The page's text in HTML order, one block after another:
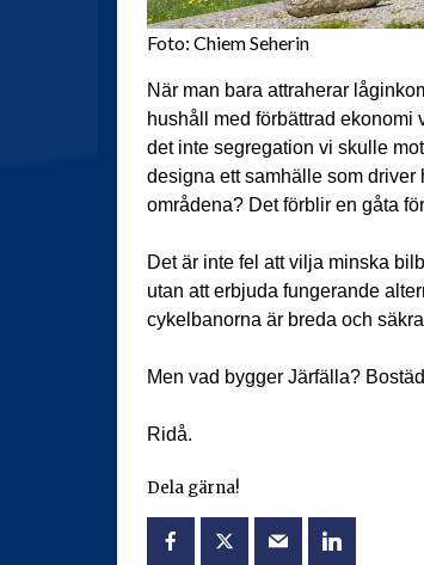
Foto: Chiem Seherin
När man bara attraherar
hushåll med förbättrad ekonomi
det inte segregation vi skulle
designa ett samhälle som
områdena? Det förblir en gåta
Det är inte fel att vilja minska
utan att erbjuda fungerande
cykelbanorna är breda och
Men vad bygger Järfälla?
Ridå.
Dela gärna!